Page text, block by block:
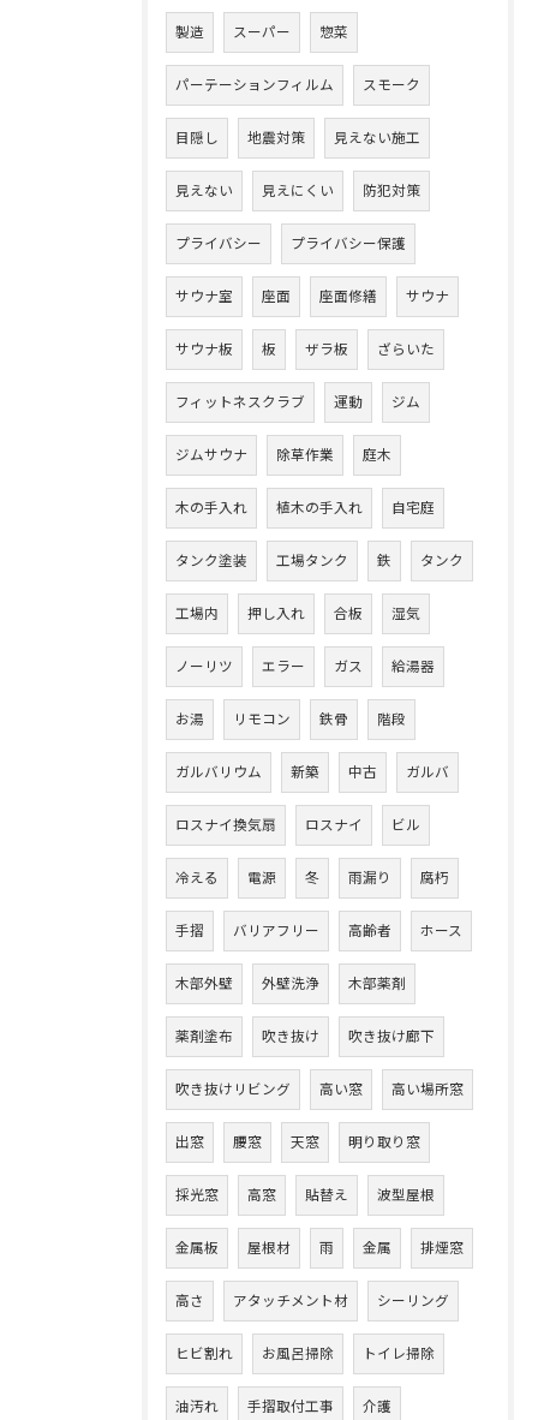
製造 スーパー 惣菜
パーテーションフィルム スモーク
目隠し 地震対策 見えない施工
見えない 見えにくい 防犯対策
プライバシー プライバシー保護
サウナ室 座面 座面修繕 サウナ
サウナ板 板 ザラ板 ざらいた
フィットネスクラブ 運動 ジム
ジムサウナ 除草作業 庭木
木の手入れ 植木の手入れ 自宅庭
タンク塗装 工場タンク 鉄 タンク
工場内 押し入れ 合板 湿気
ノーリツ エラー ガス 給湯器
お湯 リモコン 鉄骨 階段
ガルバリウム 新築 中古 ガルバ
ロスナイ換気扇 ロスナイ ビル
冷える 電源 冬 雨漏り 腐朽
手摺 バリアフリー 高齢者 ホース
木部外壁 外壁洗浄 木部薬剤
薬剤塗布 吹き抜け 吹き抜け廊下
吹き抜けリビング 高い窓 高い場所窓
出窓 腰窓 天窓 明り取り窓
採光窓 高窓 貼替え 波型屋根
金属板 屋根材 雨 金属 排煙窓
高さ アタッチメント材 シーリング
ヒビ割れ お風呂掃除 トイレ掃除
油汚れ 手摺取付工事 介護